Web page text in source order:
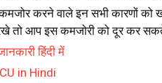
करने वाले इन सभी कारणों
तो आप इस कमजोरी को दूर कर
हिंदी में
in Hindi